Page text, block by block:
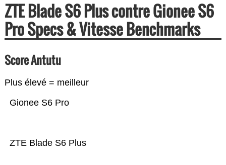
ZTE Blade S6 Plus contre Gionee S6
Pro Specs & Vitesse Benchmarks
Score Antutu
Plus élevé = meilleur
ZTE Blade S6 Plus
Gionee S6 Pro